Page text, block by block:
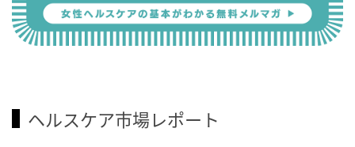
ヘルスケア市場レポート